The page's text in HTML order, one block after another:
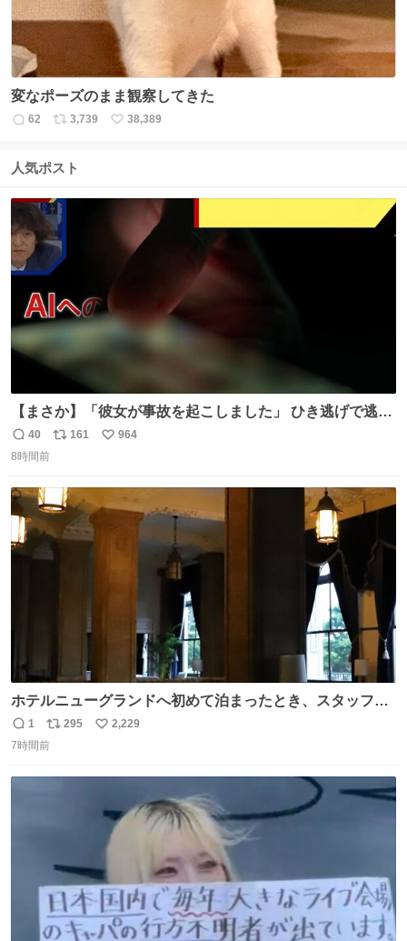
変なポーズのまま観察してきた
返
数
62
リ
ス
数
3,739
い
38,389
人気ポスト
【まさか】「彼女が事故を起こしました」 ひき逃げで逃走
した男、AIの相談履歴で“ウソ発覚” 警察が男のスマホを押
収して解析すると、出頭する前に事故の詳しい状況やどう
かし、AIの回答は「正直に警察に話すように」だった。
返
信
40
リ
ト
数
161
い
964
8時間前
ホテルニューグランドへ初めて泊まったとき、スタッフさ
まから朝のロビーはとても綺麗ですと教えていただいた。
薄暗がりの重厚な造りへ、まずやわらかな光が差し込み、
返
信
1
リ
ポ
295
い
2,229
7時間前